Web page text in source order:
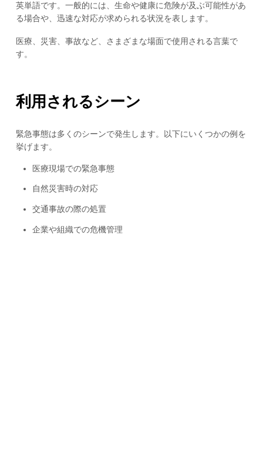
英単語です。一般的には、生命や健康に危険が及ぶ可能性があ
る場合や、迅速な対応が求められる状況を表します。
医療、災害、事故など、さまざまな場面で使用される言葉で
す。
利用されるシーン
緊急事態は多くのシーンで発生します。以下にいくつかの例を
挙げます。
医療現場での緊急事態
自然災害時の対応
交通事故の際の処置
企業や組織での危機管理